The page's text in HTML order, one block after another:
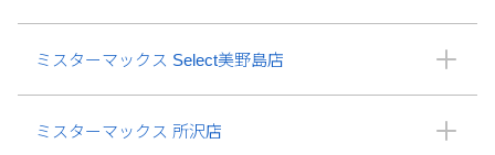
ミスターマックス Select美野島店
ミスターマックス 所沢店